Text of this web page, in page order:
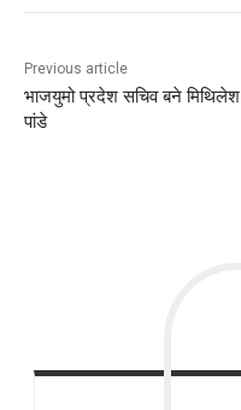
Previous article
भाजयुमो प्रदेश सचिव बने मिथिलेश
पांडे